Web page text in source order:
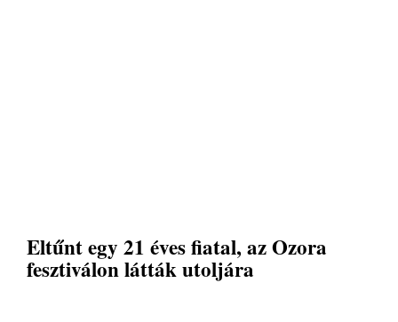
Eltűnt egy 21 éves fiatal, az Ozora
fesztiválon látták utoljára